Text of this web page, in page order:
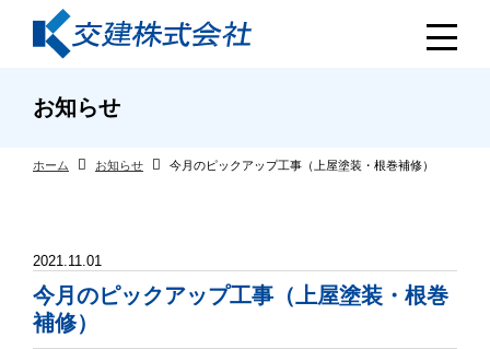
お知らせ
ホーム お知らせ 今月のピックアップ工事（上屋塗装・根巻補修）
2021.11.01
今月のピックアップ工事（上屋塗装・根巻
補修）